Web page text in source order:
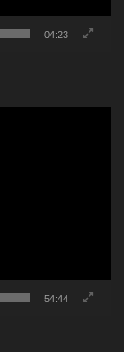
04:23
54:44